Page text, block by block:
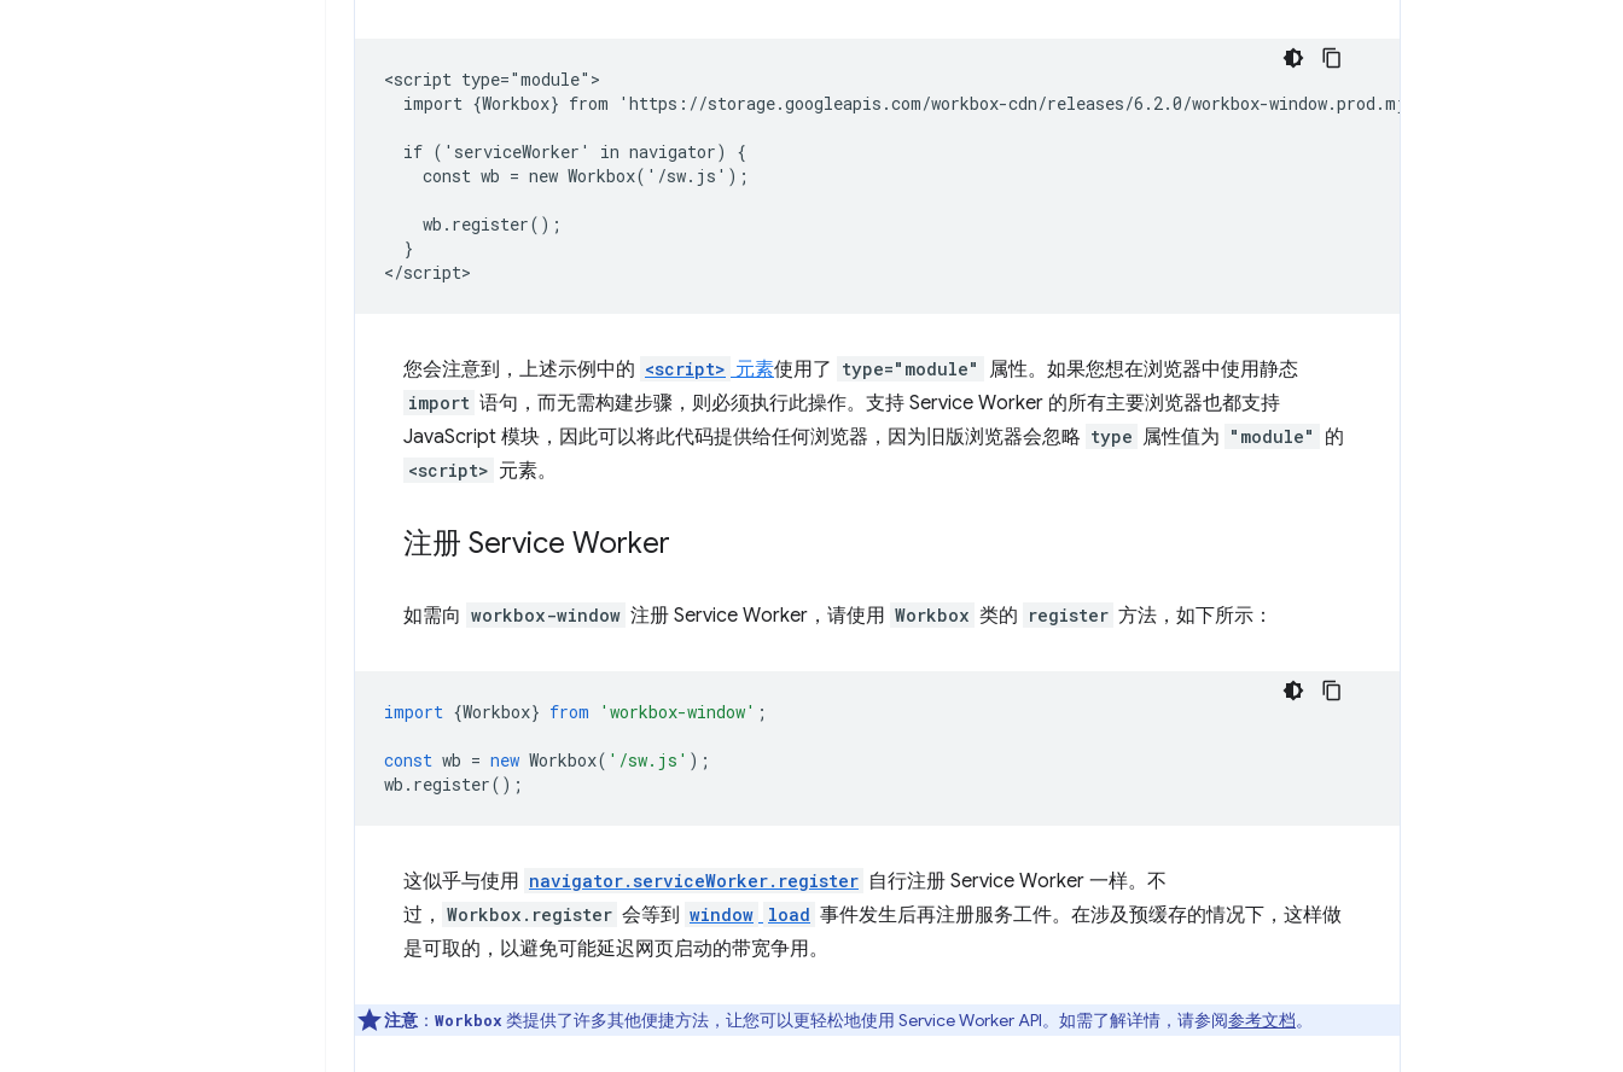
<script type="module">
  import {Workbox} from 'https://storage.googleapis.com/workbox-cdn/releases/6.2.0/workbox-window.prod.mjs';
  if ('serviceWorker' in navigator) {
    const wb = new Workbox('/sw.js');
    wb.register();
  }
您会注意到，上述示例中的 <script> 元素使用了 type="module" 属性。如果您想在浏览器中使用静态
import 语句，而无需构建步骤，则必须执行此操作。支持 Service Worker 的所有主要浏览器也都支持
JavaScript 模块，因此可以将此代码提供给任何浏览器，因为旧版浏览器会忽略 type 属性值为 "module" 的
<script> 元素。
注册 Service Worker
如需向 workbox-window 注册 Service Worker，请使用 Workbox 类的 register 方法，如下所示：
import {Workbox} from 'workbox-window' ;
const wb = new Workbox( '/sw.js' );
wb . register();
这似乎与使用 navigator.serviceWorker.register 自行注册 Service Worker 一样。不
过， Workbox.register 会等到 window load 事件发生后再注册服务工件。在涉及预缓存的情况下，这样做
是可取的，以避免可能延迟网页启动的带宽争用。
注意 ： Workbox 类提供了许多其他便捷方法，让您可以更轻松地使用 Service Worker API。如需了解详情，请参阅参考文档。